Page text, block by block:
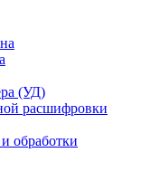
(УД)
расшифровки
обработки